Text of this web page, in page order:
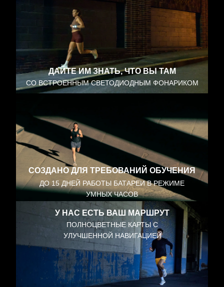
ДАЙТЕ ИМ ЗНАТЬ, ЧТО ВЫ ТАМ
СОЗДАНО ДЛЯ ТРЕБОВАНИЙ ОБУЧЕНИЯ
СО ВСТРОЕННЫМ СВЕТОДИОДНЫМ ФОНАРИКОМ
ДО 15 ДНЕЙ РАБОТЫ БАТАРЕИ В РЕЖИМЕ
УМНЫХ ЧАСОВ
У НАС ЕСТЬ ВАШ МАРШРУТ
ПОЛНОЦВЕТНЫЕ КАРТЫ С
УЛУЧШЕННОЙ НАВИГАЦИЕЙ